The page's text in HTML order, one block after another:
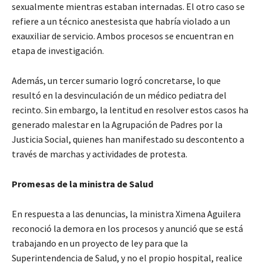
sexualmente mientras estaban internadas. El otro caso se
refiere a un técnico anestesista que habría violado a un
exauxiliar de servicio. Ambos procesos se encuentran en
etapa de investigación.
Además, un tercer sumario logró concretarse, lo que
resultó en la desvinculación de un médico pediatra del
recinto. Sin embargo, la lentitud en resolver estos casos ha
generado malestar en la Agrupación de Padres por la
Justicia Social, quienes han manifestado su descontento a
través de marchas y actividades de protesta.
Promesas de la ministra de Salud
En respuesta a las denuncias, la ministra Ximena Aguilera
reconoció la demora en los procesos y anunció que se está
trabajando en un proyecto de ley para que la
Superintendencia de Salud, y no el propio hospital, realice